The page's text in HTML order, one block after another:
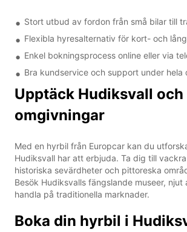
Stort utbud av fordon från små bilar till
Flexibla hyresalternativ för kort- och
Enkel bokningsprocess online eller via
Bra kundservice och support under hela
Upptäck Hudiksvall och
omgivningar
Med en hyrbil från Europcar kan du
Hudiksvall har att erbjuda. Ta dig till
historiska sevärdheter och pittoreska
Besök Hudiksvalls fängslande museer, njut
handla på traditionella marknader.
Boka din hyrbil i